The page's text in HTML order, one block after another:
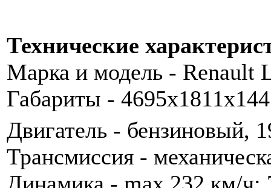
Технические
Марка и модель - Renault
Габариты -
Двигатель - бензиновый,
Трансмиссия -